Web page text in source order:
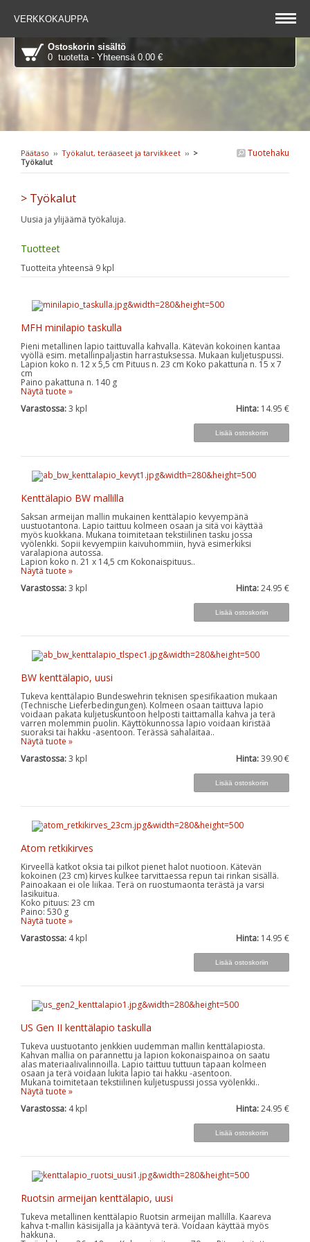
VERKKOKAUPPA
Ostoskorin sisältö
0 tuotetta - Yhteensä 0.00 €
Tuotehaku
Päätaso ›› Työkalut, teräaseet ja tarvikkeet ›› >
Työkalut
> Työkalut
Uusia ja ylijäämä työkaluja.
Tuotteet
Tuotteita yhteensä 9 kpl
MFH minilapio taskulla
Pieni metallinen lapio taittuvalla kahvalla. Kätevän kokoinen kantaa
vyöllä esim. metallinpaljastin harrastuksessa. Mukaan kuljetuspussi.
Lapion koko n. 12 x 5,5 cm Pituus n. 23 cm Koko pakattuna n. 15 x 7
cm
Paino pakattuna n. 140 g
Näytä tuote »
Varastossa:3 kpl Hinta: 14.95 €
Kenttälapio BW mallilla
Saksan armeijan mallin mukainen kenttälapio kevyempänä
uustuotantona. Lapio taittuu kolmeen osaan ja sitä voi käyttää
myös kuokkana. Mukana toimitetaan tekstiilinen tasku jossa
vyölenkki. Sopii kevyempiin kaivuhommiin, hyvä esimerkiksi
varalapiona autossa.
Lapion koko n. 21 x 14,5 cm Kokonaispituus..
Näytä tuote »
Varastossa:3 kpl Hinta:24.95 €
BW kenttälapio, uusi
Tukeva kenttälapio Bundeswehrin teknisen spesifikaation mukaan
(Technische Lieferbedingungen). Kolmeen osaan taittuva lapio
voidaan pakata kuljetuskuntoon helposti taittamalla kahva ja terä
varren molemmin puolin. Käyttökunnossa lapio voidaan kiristää
suoraksi tai hakku -asentoon. Terässä sahalaitaa..
Näytä tuote »
Varastossa:3 kpl Hinta:39.90 €
Atom retkikirves
Kirveellä katkot oksia tai pilkot pienet halot nuotioon. Kätevän
kokoinen (23 cm) kirves kulkee tarvittaessa repun tai rinkan sisällä.
Painoakaan ei ole liikaa. Terä on ruostumaonta terästä ja varsi
lasikuitua.
Koko pituus: 23 cm
Paino: 530 g
Näytä tuote »
Varastossa: 4kpl Hinta: 14.95 €
US Gen II kenttälapio taskulla
Tukeva uustuotanto jenkkien uudemman mallin kenttälapiosta.
Kahvan mallia on parannettu ja lapion kokonaispainoa on saatu
alas materiaalivalinnoilla. Lapio taittuu tuttuun tapaan kolmeen
osaan ja terä voidaan lukita lapio tai hakku -asentoon.
Mukana toimitetaan tekstiilinen kuljetuspussi jossa vyölenkki..
Näytä tuote »
Varastossa: 4kpl Hinta:24.95 €
Ruotsin armeijan kenttälapio, uusi
Tukeva metallinen kenttälapio Ruotsin armeijan mallilla. Kaareva
kahva t-mallin käsisijalla ja kääntyvä terä. Voidaan käyttää myös
hakkuna.